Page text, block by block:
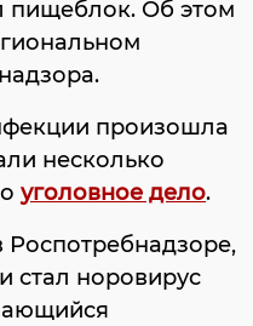
пищеблок. Об этом
произошла
несколько
уголовное дело.
Роспотребнадзоре,
стал норовирус